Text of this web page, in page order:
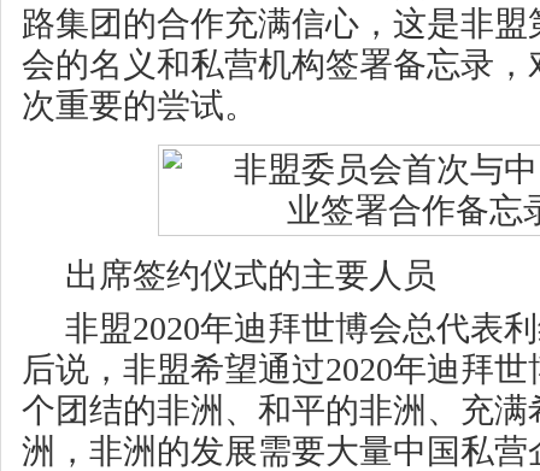
路集团的合作充满信心，这是非
会的名义和私营机构签署备忘录
次重要的尝试。
出席签约仪式的主要人员
非盟2020年迪拜世博会总代表
后说，非盟希望通过2020年迪拜
个团结的非洲、和平的非洲、充
洲，非洲的发展需要大量中国私